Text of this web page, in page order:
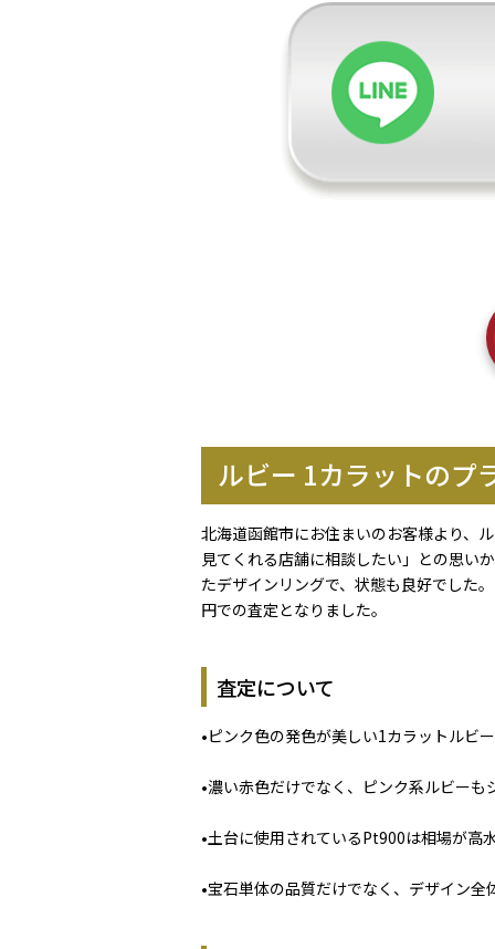
ルビー 1カラットのプ
北海道函館市にお住まいのお客様より、
見てくれる店舗に相談したい」との思い
たデザインリングで、状態も良好でした
円での査定となりました。
査定について
•ピンク色の発色が美しい1カラットルビ
•濃い赤色だけでなく、ピンク系ルビー
•土台に使用されているPt900は相場が高
•宝石単体の品質だけでなく、デザイン